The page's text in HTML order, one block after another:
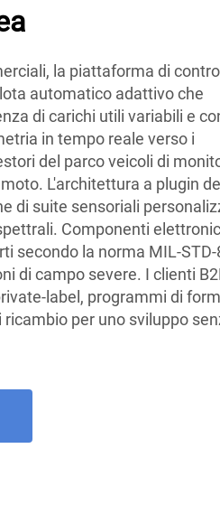
la piattaforma di
automatico adattivo che
di carichi utili variabili e
in tempo reale verso i
del parco veicoli di
L'architettura a plugin
di suite sensoriali
Componenti
secondo la norma MIL-STD-
di campo severe. I clienti
label, programmi di
per uno sviluppo